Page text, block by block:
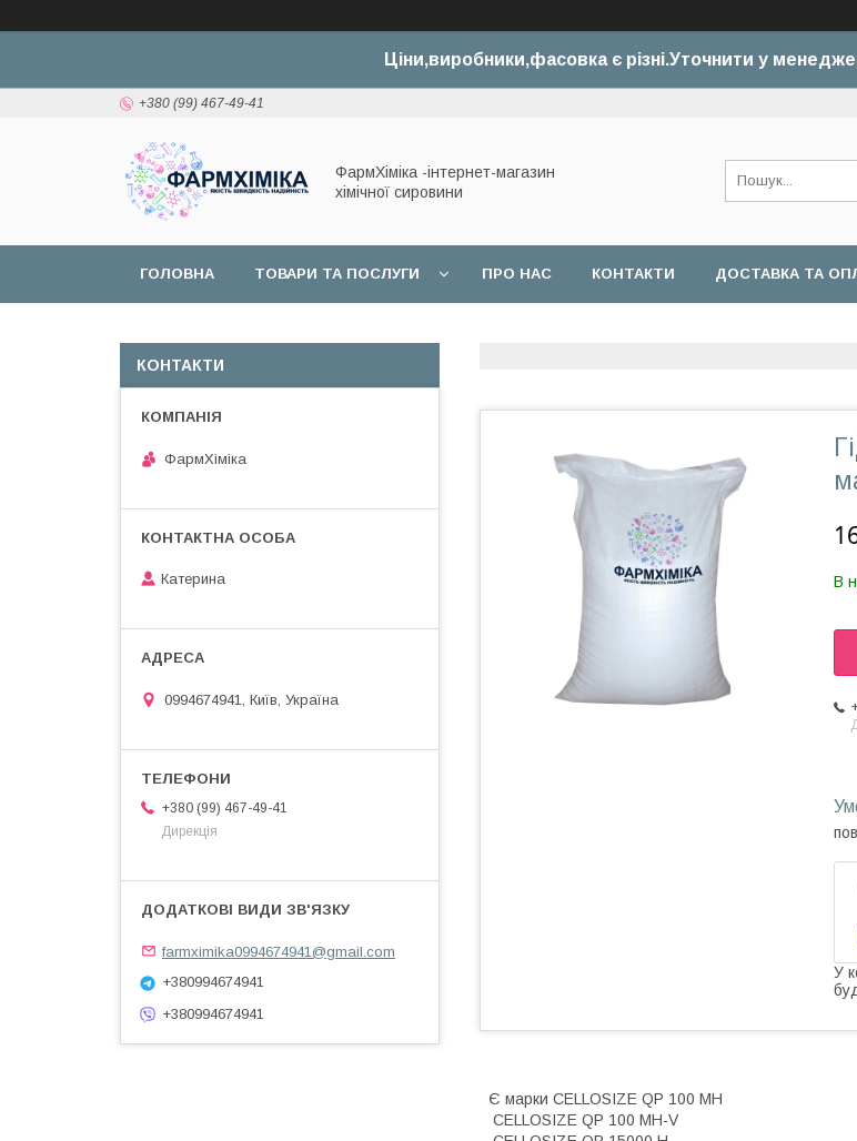
Ціни,виробники,фасовка є різні.Уточнити у
+380 (99) 467-49-41
ФармХіміка -інтернет-магазин
хімічної сировини
ГОЛОВНА ТОВАРИ ТА ПОСЛУГИ ПРО НАС КОНТАКТИ ДОСТАВКА ТА
В
У
Є марки CELLOSIZE QP 100 MH
CELLOSIZE QP 100 MH-V
КОНТАКТИ
ФармХіміка
Катерина
0994674941, Київ, Україна
+380 (99) 467-49-41
Дирекція
farmximika0994674941@gmail.com
+380994674941
+380994674941